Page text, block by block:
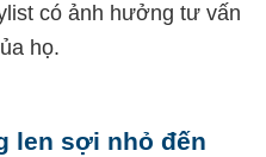
có ảnh hưởng tư vấn
họ.
len sợi nhỏ đến